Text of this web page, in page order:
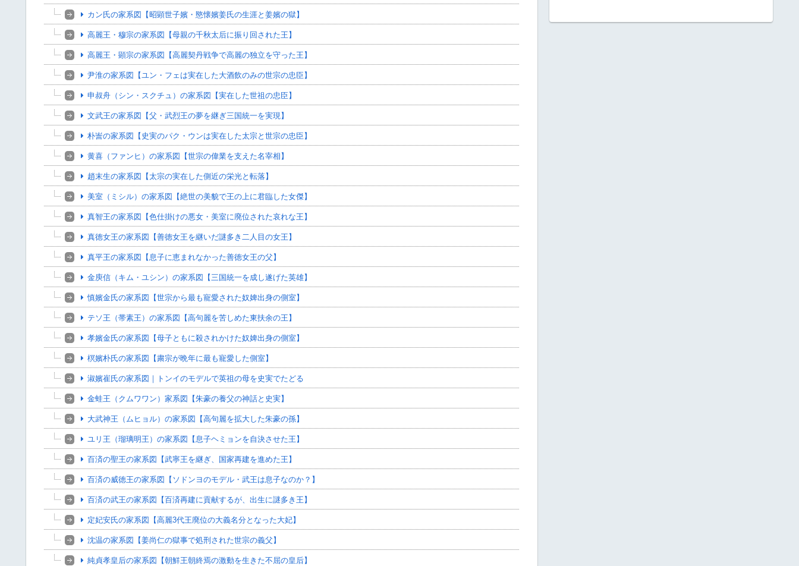
カン氏の家系図【昭顕世子嬪・愍懐嬪姜氏の生涯と姜嬪の獄】
高麗王・穆宗の家系図【母親の千秋太后に振り回された王】
高麗王・顕宗の家系図【高麗契丹戦争で高麗の独立を守った王】
尹淮の家系図【ユン・フェは実在した大酒飲のみの世宗の忠臣】
申叔舟（シン・スクチュ）の家系図【実在した世祖の忠臣】
文武王の家系図【父・武烈王の夢を継ぎ三国統一を実現】
朴訔の家系図【史実のパク・ウンは実在した太宗と世宗の忠臣】
黄喜（ファンヒ）の家系図【世宗の偉業を支えた名宰相】
趙末生の家系図【太宗の実在した側近の栄光と転落】
美室（ミシル）の家系図【絶世の美貌で王の上に君臨した女傑】
真智王の家系図【色仕掛けの悪女・美室に廃位された哀れな王】
真徳女王の家系図【善徳女王を継いだ謎多き二人目の女王】
真平王の家系図【息子に恵まれなかった善徳女王の父】
金庾信（キム・ユシン）の家系図【三国統一を成し遂げた英雄】
慎嬪金氏の家系図【世宗から最も寵愛された奴婢出身の側室】
テソ王（帯素王）の家系図【高句麗を苦しめた東扶余の王】
孝嬪金氏の家系図【母子ともに殺されかけた奴婢出身の側室】
榠嬪朴氏の家系図【粛宗が晩年に最も寵愛した側室】
淑嬪崔氏の家系図｜トンイのモデルで英祖の母を史実でたどる
金蛙王（クムワワン）家系図【朱豪の養父の神話と史実】
大武神王（ムヒョル）の家系図【高句麗を拡大した朱豪の孫】
ユリ王（瑠璃明王）の家系図【息子ヘミョンを自決させた王】
百済の聖王の家系図【武寧王を継ぎ、国家再建を進めた王】
百済の威徳王の家系図【ソドンヨのモデル・武王は息子なのか？】
百済の武王の家系図【百済再建に貢献するが、出生に謎多き王】
定妃安氏の家系図【高麗3代王廃位の大義名分となった大妃】
沈温の家系図【姜尚仁の獄事で処刑された世宗の義父】
純貞孝皇后の家系図【朝鮮王朝終焉の激動を生きた不屈の皇后】